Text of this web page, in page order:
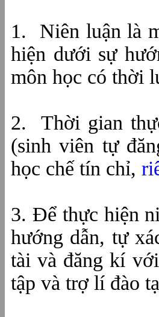
1.
Niên luận là
hiện dưới sự
môn học có thời
2.
Thời gian
(sinh viên tự
học chế tín chỉ,
3. Để thực hiện
hướng dẫn, tự
tài và đăng kí
tập và trợ lí đào